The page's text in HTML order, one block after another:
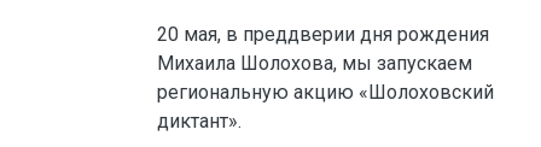
20 мая, в преддверии дня рождения
Михаила Шолохова, мы запускаем
региональную акцию «Шолоховский
диктант».